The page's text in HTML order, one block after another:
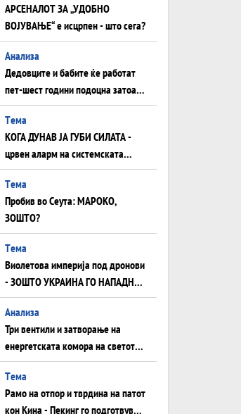
АРСЕНАЛОТ ЗА „УДОБНО
ВОЈУВАЊЕ“ е исцрпен - што сега?
Анализа
Дедовците и бабите ќе работат
пет-шест години подоцна затоа
што НЕМААТ ВНУЦИ ДА ГИ
ЗАМЕНАТ
Tема
КОГА ДУНАВ ЈА ГУБИ СИЛАТА -
црвен аларм на системската
плоча од јужна Германија до
Црното Море...
Tема
Пробив во Сеута: МАРОКО,
ЗОШТО?
Tема
Виолетова империја под дронови
- ЗОШТО УКРАИНА ГО НАПАДНА
РУСКИОТ WILDBERRIES
Aнализа
Три вентили и затворање на
енергетската комора на светот:
Нападот во Суец најавува
глобален енергетски инфаркт?
Tема
Рамо на отпор и тврдина на патот
кон Кина - Пекинг го подготвува